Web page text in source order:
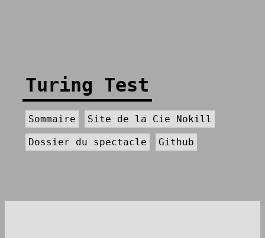
Turing Test
Sommaire Site de la Cie Nokill
Dossier du spectacle Github